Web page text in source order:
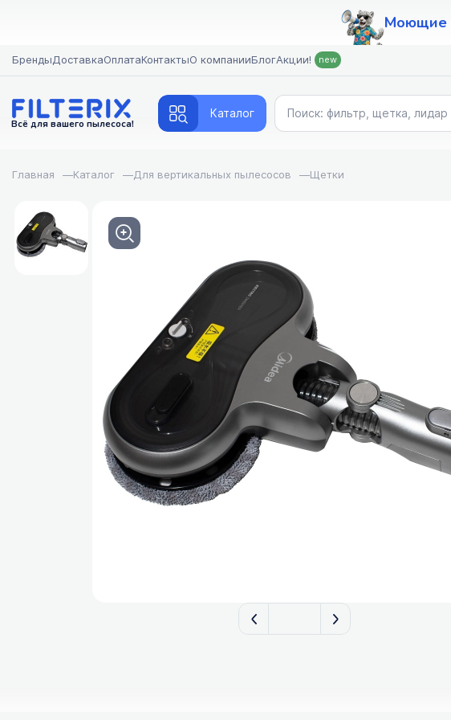
Моющие
БрендыДоставкаОплатаКонтактыО компанииБлогАкции! new
Всё для вашего пылесоса!
Каталог
Главная —Каталог —Для вертикальных пылесосов —Щетки
FILTERIX — Запчасти,